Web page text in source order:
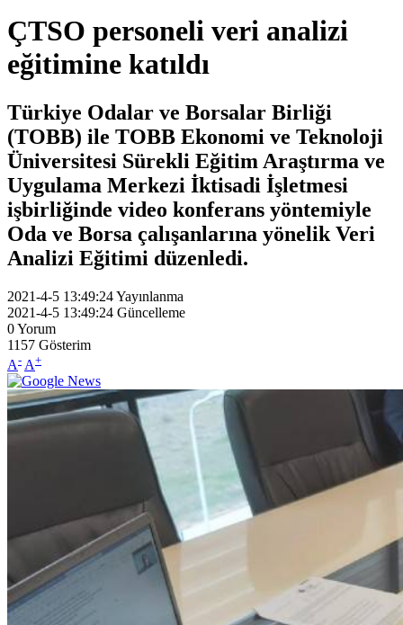
ÇTSO personeli veri analizi
eğitimine katıldı
Türkiye Odalar ve Borsalar Birliği
(TOBB) ile TOBB Ekonomi ve Teknoloji
Üniversitesi Sürekli Eğitim Araştırma ve
Uygulama Merkezi İktisadi İşletmesi
işbirliğinde video konferans yöntemiyle
Oda ve Borsa çalışanlarına yönelik Veri
Analizi Eğitimi düzenledi.
2021-4-5 13:49:24Yayınlanma
2021-4-5 13:49:24 Güncelleme
0Yorum
1157 Gösterim
A- A+